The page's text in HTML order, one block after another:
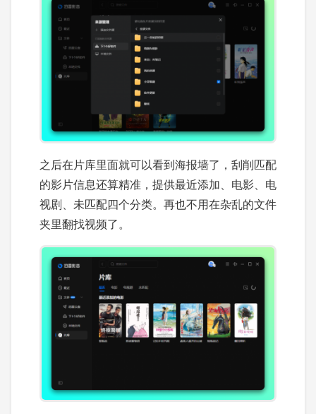
之后在片库里面就可以看到海报墙了，刮削匹配
的影片信息还算精准，提供最近添加、电影、电
视剧、未匹配四个分类。再也不用在杂乱的文件
夹里翻找视频了。